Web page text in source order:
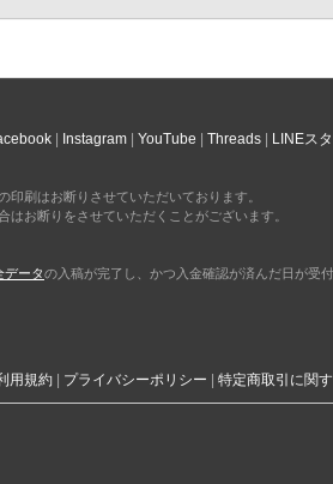
Instagram YouTube Threads LINEス
刷はお断りさせていただいております。
お断りをさせていただくことがございます。
データの入稿が完了し、かつ入金確認が済んだ日が受付
用規約 プライバシーポリシー 特定商取引に関